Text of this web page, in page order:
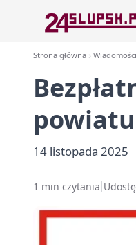
Strona główna Wiadomości
14 listopada 2025
1 min czytania